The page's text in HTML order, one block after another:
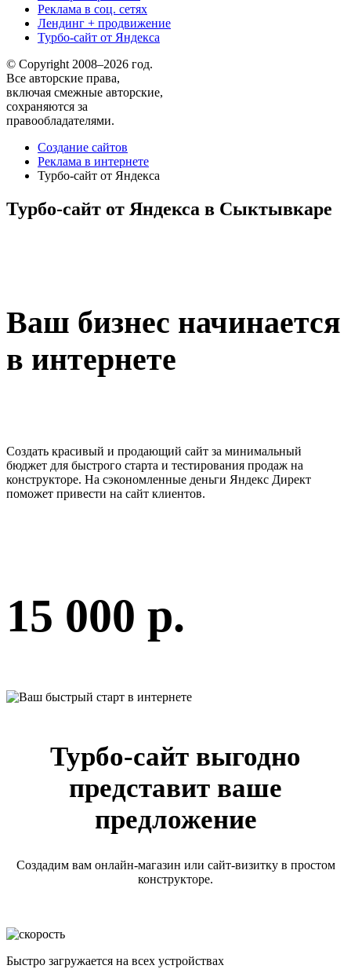
Реклама в соц. сетях
Лендинг + продвижение
Турбо-сайт от Яндекса
© Copyright 2008–2026 год.
Все авторские права,
включая смежные авторские,
сохраняются за
правообладателями.
Создание сайтов
Реклама в интернете
Турбо-сайт от Яндекса
Турбо-сайт от Яндекса в Сыктывкаре
Ваш бизнес начинается
в интернете
Создать красивый и продающий сайт за минимальный
бюджет для быстрого старта и тестирования продаж на
конструкторе. На сэкономленные деньги Яндекс Директ
поможет привести на сайт клиентов.
15 000 р.
Турбо-сайт выгодно
представит ваше
предложение
Создадим вам онлайн-магазин или сайт-визитку в простом
конструкторе.
Быстро загружается на всех устройствах